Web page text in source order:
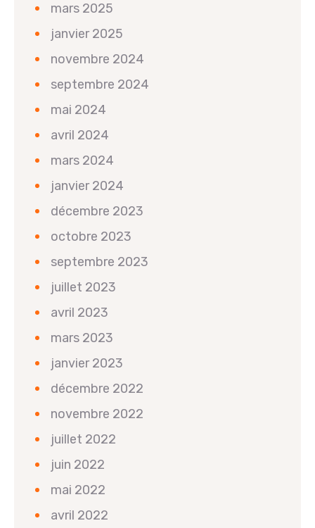
mars 2025
janvier 2025
novembre 2024
septembre 2024
mai 2024
avril 2024
mars 2024
janvier 2024
décembre 2023
octobre 2023
septembre 2023
juillet 2023
avril 2023
mars 2023
janvier 2023
décembre 2022
novembre 2022
juillet 2022
juin 2022
mai 2022
avril 2022